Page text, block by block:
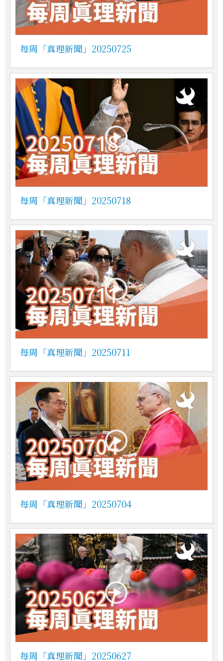
每周「真理新聞」20250725
每周「真理新聞」20250718
每周「真理新聞」20250711
每周「真理新聞」20250704
每周「真理新聞」20250627